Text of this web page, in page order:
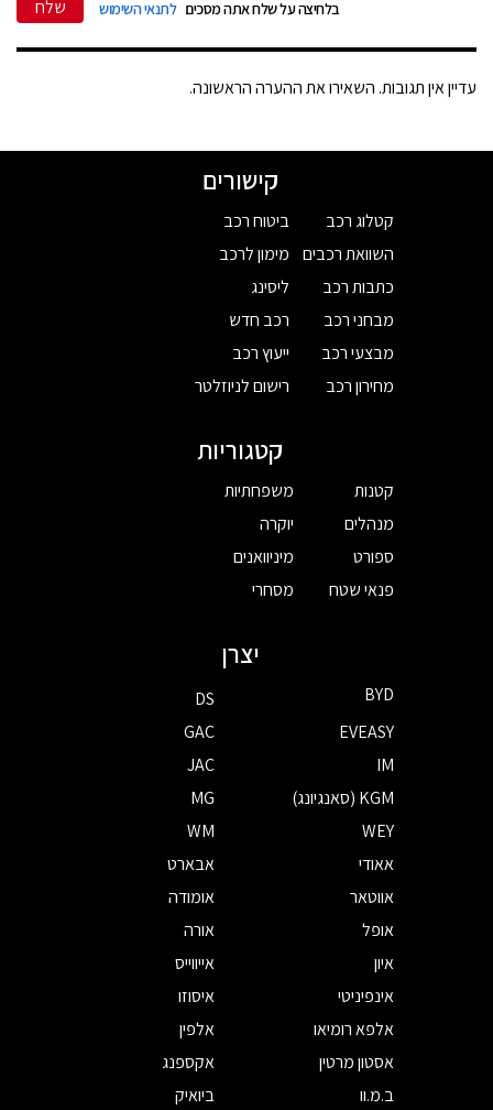
בלחיצה על שלח אתה מסכים לתנאי השימוש שלח
עדיין אין תגובות. השאירו את ההערה הראשונה.
קישורים
קטלוג רכב
השוואת רכבים
כתבות רכב
מבחני רכב
מבצעי רכב
מחירון רכב
ביטוח רכב
מימון לרכב
ליסינג
רכב חדש
ייעוץ רכב
רישום לניוזלטר
קטגוריות
קטנות
מנהלים
ספורט
פנאי שטח
משפחתיות
יוקרה
מיניוואנים
מסחרי
יצרן
BYD
DS
EVEASY
GAC
IM
JAC
KGM (סאנגיונג)
MG
WEY
WM
אאודי
אבארט
אווטאר
אומודה
אופל
אורה
איון
אייווייס
אינפיניטי
איסוזו
אלפא רומיאו
אלפין
אסטון מרטין
אקספנג
ב.מ.וו
ביואיק